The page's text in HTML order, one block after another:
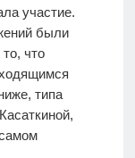
участие.
были
что
типа